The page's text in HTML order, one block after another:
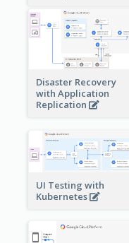
Disaster Recovery
with Application
Replication
UI Testing with
Kubernetes